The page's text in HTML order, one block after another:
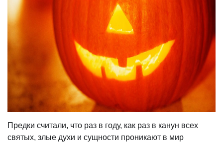
Предки считали, что раз в году, как раз в канун всех
святых, злые духи и сущности проникают в мир